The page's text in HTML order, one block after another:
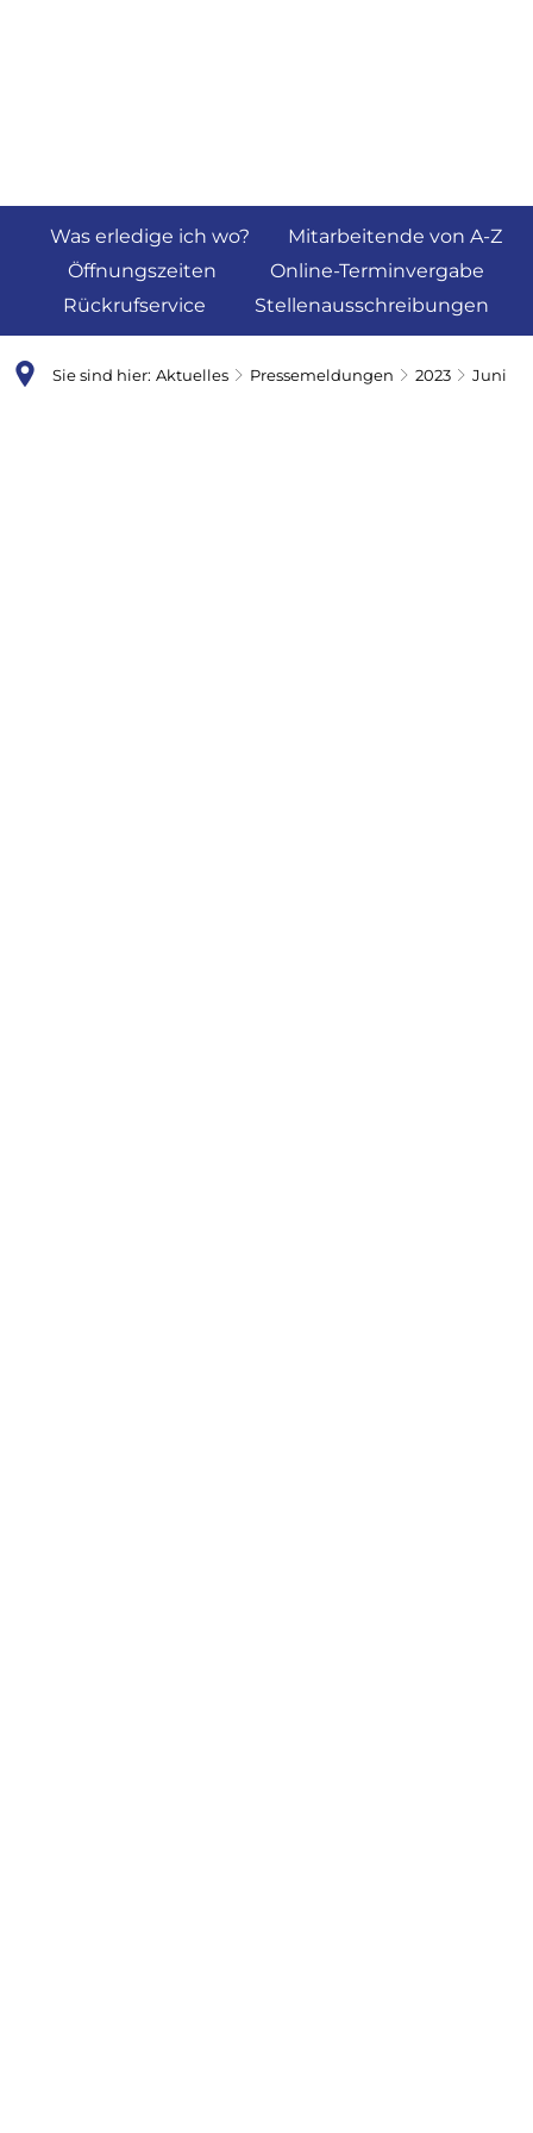
Was erledige ich wo?
Mitarbeitende von A-Z
Öffnungszeiten
Online-Terminvergabe
Rückrufservice
Stellenausschreibungen
Sie sind hier: Aktuelles Pressemeldungen 2023 Juni